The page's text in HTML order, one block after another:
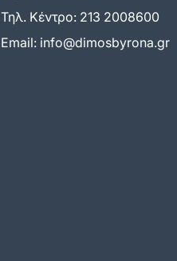
Τηλ. Κέντρο: 213 2008600
Email: info@dimosbyrona.gr